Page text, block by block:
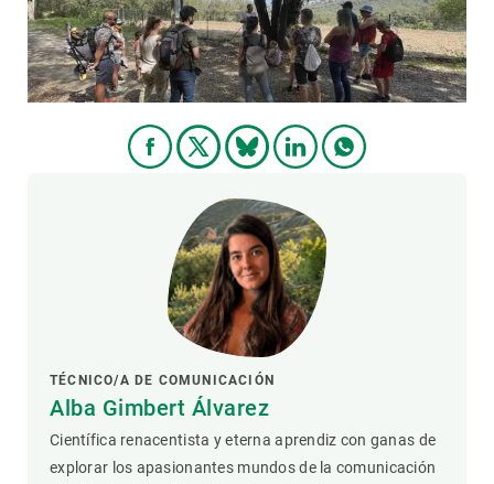
TÉCNICO/A DE COMUNICACIÓN
Alba Gimbert Álvarez
Científica renacentista y eterna aprendiz con ganas de
explorar los apasionantes mundos de la comunicación